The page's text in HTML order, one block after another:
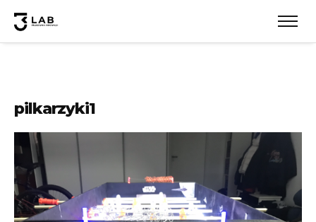
pilkarzyki1